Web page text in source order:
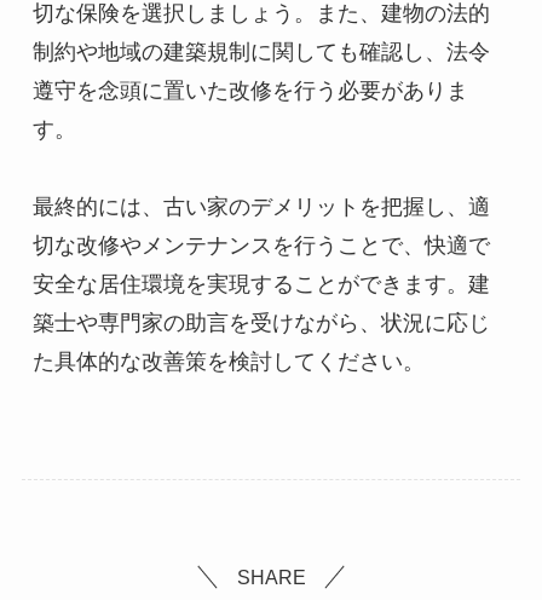
切な保険を選択しましょう。また、建物の法的
制約や地域の建築規制に関しても確認し、法令
遵守を念頭に置いた改修を行う必要がありま
す。
最終的には、古い家のデメリットを把握し、適
切な改修やメンテナンスを行うことで、快適で
安全な居住環境を実現することができます。建
築士や専門家の助言を受けながら、状況に応じ
た具体的な改善策を検討してください。
SHARE